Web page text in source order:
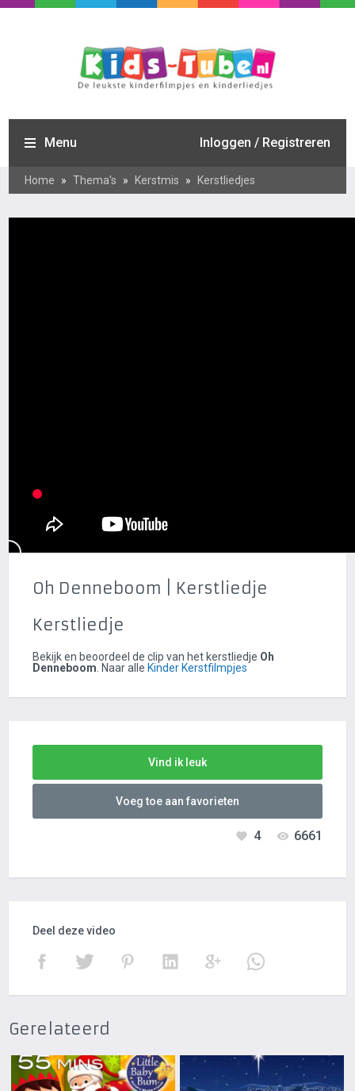
Menu Inloggen / Registreren
Home » Thema's » Kerstmis » Kerstliedjes
Oh Denneboom | Kerstliedje
Kerstliedje
Bekijk en beoordeel de clip van het kerstliedje Oh
Denneboom . Naar alle Kinder Kerstfilmpjes
Vind ik leuk
Voeg toe aan favorieten
6661
4
Deel deze video
Gerelateerd